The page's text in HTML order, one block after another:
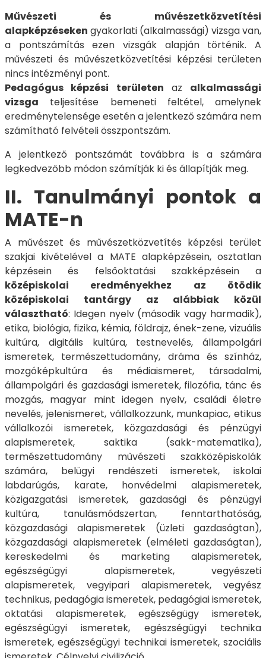
Művészeti és művészetközvetítési
alapképzéseken gyakorlati (alkalmassági) vizsga van,
a pontszámítás ezen vizsgák alapján történik. A
művészeti és művészetközvetítési képzési területen
nincs intézményi pont.
Pedagógus képzési területen az alkalmassági
vizsga teljesítése bemeneti feltétel, amelynek
eredménytelensége esetén a jelentkező számára nem
számítható felvételi összpontszám.
A jelentkező pontszámát továbbra is a számára
legkedvezőbb módon számítják ki és állapítják meg.
II. Tanulmányi pontok a
MATE-n
A művészet és művészetközvetítés képzési terület
szakjai kivételével a MATE alapképzésein, osztatlan
képzésein és felsőoktatási szakképzésein a
középiskolai eredményekhez az ötödik
középiskolai tantárgy az alábbiak közül
választható: Idegen nyelv (második vagy harmadik),
etika, biológia, fizika, kémia, földrajz, ének-zene, vizuális
kultúra, digitális kultúra, testnevelés, állampolgári
ismeretek, természettudomány, dráma és színház,
mozgóképkultúra és médiaismeret, társadalmi,
állampolgári és gazdasági ismeretek, filozófia, tánc és
mozgás, magyar mint idegen nyelv, családi életre
nevelés, jelenismeret, vállalkozzunk, munkapiac, etikus
vállalkozói ismeretek, közgazdasági és pénzügyi
alapismeretek, saktika (sakk-matematika),
természettudomány művészeti szakközépiskolák
számára, belügyi rendészeti ismeretek, iskolai
labdarúgás, karate, honvédelmi alapismeretek,
közigazgatási ismeretek, gazdasági és pénzügyi
kultúra, tanulásmódszertan, fenntarthatóság,
közgazdasági alapismeretek (üzleti gazdaságtan),
közgazdasági alapismeretek (elméleti gazdaságtan),
kereskedelmi és marketing alapismeretek,
egészségügyi alapismeretek, vegyészeti
alapismeretek, vegyipari alapismeretek, vegyész
technikus, pedagógia ismeretek, pedagógiai ismeretek,
oktatási alapismeretek, egészségügy ismeretek,
egészségügyi ismeretek, egészségügyi technika
ismeretek, egészségügyi technikai ismeretek, szociális